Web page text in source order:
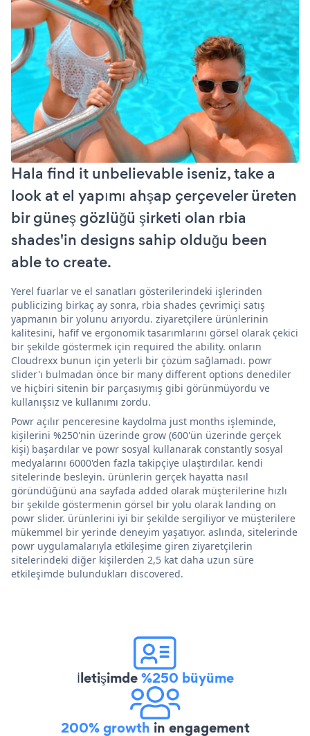
Hala find it unbelievable iseniz, take a
look at el yapımı ahşap çerçeveler üreten
bir güneş gözlüğü şirketi olan rbia
shades'in designs sahip olduğu been
able to create.
Yerel fuarlar ve el sanatları gösterilerindeki işlerinden
publicizing birkaç ay sonra, rbia shades çevrimiçi satış
yapmanın bir yolunu arıyordu. ziyaretçilere ürünlerinin
kalitesini, hafif ve ergonomik tasarımlarını görsel olarak çekici
bir şekilde göstermek için required the ability. onların
Cloudrexx bunun için yeterli bir çözüm sağlamadı. powr
slider'ı bulmadan önce bir many different options denediler
ve hiçbiri sitenin bir parçasıymış gibi görünmüyordu ve
kullanışsız ve kullanımı zordu.
Powr açılır penceresine kaydolma just months işleminde,
kişilerini %250'nin üzerinde grow (600'ün üzerinde gerçek
kişi) başardılar ve powr sosyal kullanarak constantly sosyal
medyalarını 6000'den fazla takipçiye ulaştırdılar. kendi
sitelerinde besleyin. ürünlerin gerçek hayatta nasıl
göründüğünü ana sayfada added olarak müşterilerine hızlı
bir şekilde göstermenin görsel bir yolu olarak landing on
powr slider. ürünlerini iyi bir şekilde sergiliyor ve müşterilere
mükemmel bir yerinde deneyim yaşatıyor. aslında, sitelerinde
powr uygulamalarıyla etkileşime giren ziyaretçilerin
sitelerindeki diğer kişilerden 2,5 kat daha uzun süre
etkileşimde bulundukları discovered.
İletişimde%250 büyüme
200% growth in engagement